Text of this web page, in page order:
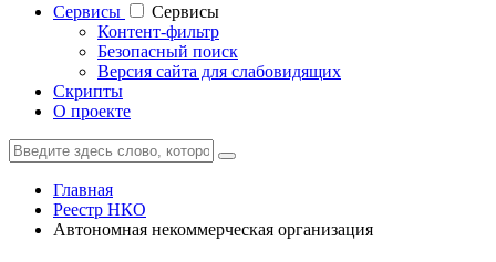
Cервисы
Cервисы
Контент-фильтр
Безопасный поиск
Версия сайта для слабовидящих
Скрипты
О проекте
Главная
Реестр НКО
Автономная некоммерческая организация